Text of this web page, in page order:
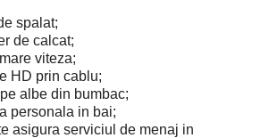
spalat;
de calcat;
viteza;
HD prin cablu;
albe din bumbac;
personala in bai;
asigura serviciul de menaj in